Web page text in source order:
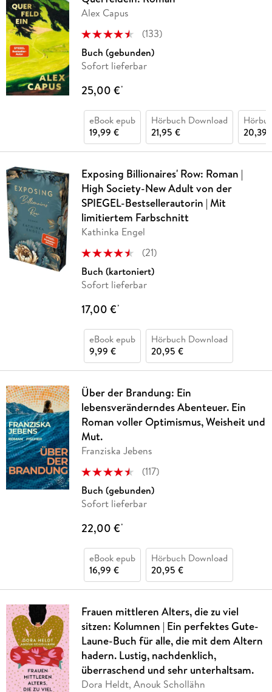
Alex Capus
(133)
Buch (gebunden)
Sofort lieferbar
25,00 €*
eBook epub
19,99 €
Hörbuch Download
21,95 €
20,39
Exposing Billionaires' Row: Roman |
High Society-New Adult von der
SPIEGEL-Bestsellerautorin | Mit
limitiertem Farbschnitt
Kathinka Engel
(21)
Buch (kartoniert)
Sofort lieferbar
17,00 €*
eBook epub
9,99 €
Hörbuch Download
20,95 €
Über der Brandung: Ein
lebensveränderndes Abenteuer. Ein
Roman voller Optimismus, Weisheit und
Mut.
Franziska Jebens
(117)
Buch (gebunden)
Sofort lieferbar
22,00 €*
eBook epub
16,99 €
Hörbuch Download
20,95 €
Frauen mittleren Alters, die zu viel
sitzen: Kolumnen | Ein perfektes Gute-
Laune-Buch für alle, die mit dem Altern
hadern. Lustig, nachdenklich,
überraschend und sehr unterhaltsam.
Dora Heldt, Anouk Schollähn